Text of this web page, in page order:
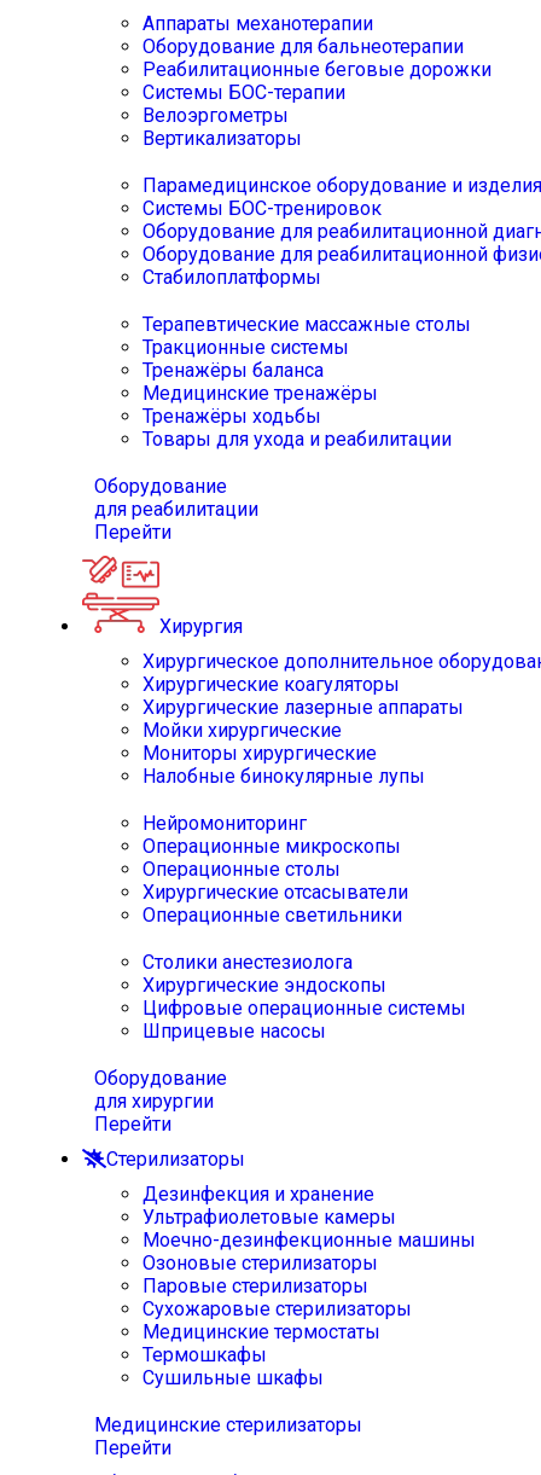
Аппараты механотерапии
Оборудование для бальнеотерапии
Реабилитационные беговые дорожки
Системы БОС-терапии
Велоэргометры
Вертикализаторы
Парамедицинское оборудование и изделия
Системы БОС-тренировок
Оборудование для реабилитационной
Оборудование для реабилитационной
Стабилоплатформы
Терапевтические массажные столы
Тракционные системы
Тренажёры баланса
Медицинские тренажёры
Тренажёры ходьбы
Товары для ухода и реабилитации
Оборудование
для реабилитации
Перейти
Хирургия
Хирургическое дополнительное
Хирургические коагуляторы
Хирургические лазерные аппараты
Мойки хирургические
Мониторы хирургические
Налобные бинокулярные лупы
Нейромониторинг
Операционные микроскопы
Операционные столы
Хирургические отсасыватели
Операционные светильники
Столики анестезиолога
Хирургические эндоскопы
Цифровые операционные системы
Шприцевые насосы
Оборудование
для хирургии
Перейти
Стерилизаторы
Дезинфекция и хранение
Ультрафиолетовые камеры
Моечно-дезинфекционные машины
Озоновые стерилизаторы
Паровые стерилизаторы
Сухожаровые стерилизаторы
Медицинские термостаты
Термошкафы
Сушильные шкафы
Медицинские стерилизаторы
Перейти